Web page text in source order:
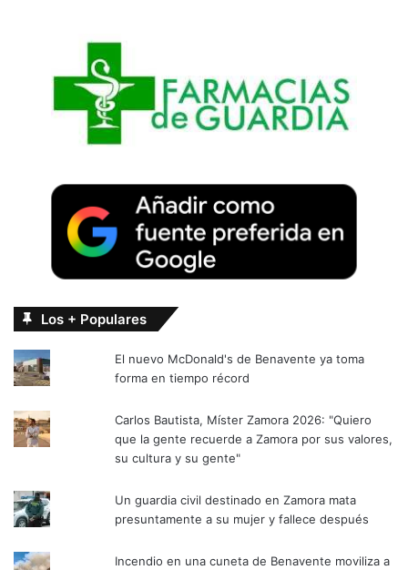
Los + Populares
El nuevo McDonald's de Benavente ya toma
forma en tiempo récord
Carlos Bautista, Míster Zamora 2026: "Quiero
que la gente recuerde a Zamora por sus valores,
su cultura y su gente"
Un guardia civil destinado en Zamora mata
presuntamente a su mujer y fallece después
Incendio en una cuneta de Benavente moviliza a